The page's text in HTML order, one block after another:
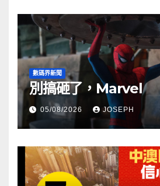
數碼界新聞
別搞砸了，Marvel
05/08/2026 JOSEPH